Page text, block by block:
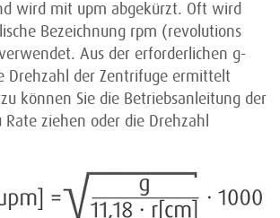
wird mit upm abgekürzt. Oft wird
Bezeichnung rpm (revolutions
Aus der erforderlichen g-
Drehzahl der Zentrifuge ermittelt
können Sie die Betriebsanleitung der
ziehen oder die Drehzahl